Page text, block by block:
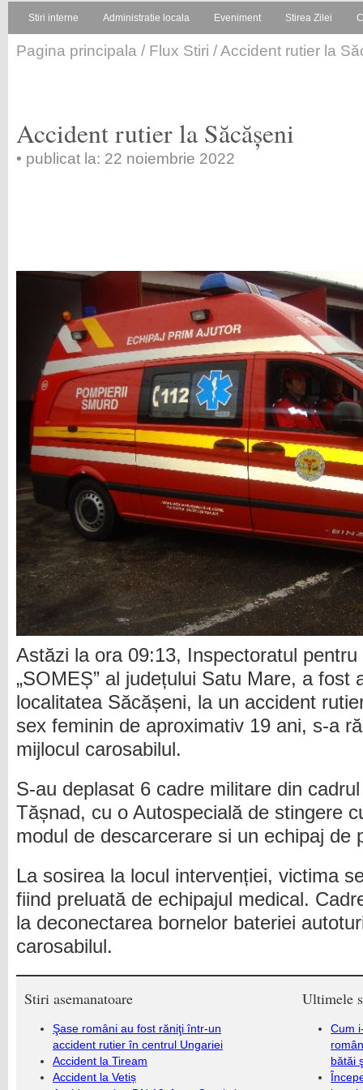
Stiri interne Administratie locala Eveniment Stirea Zilei
Pagina principala / Flux Stiri / Accident rutier la
Accident rutier la Săcășeni
• publicat la: 22 noiembrie 2022
Astăzi la ora 09:13, Inspectoratul
„SOMEȘ” al județului Satu Mare, a fost
localitatea Săcășeni, la un accident
sex feminin de aproximativ 19 ani, s-a
mijlocul carosabilul.
S-au deplasat 6 cadre militare din
Tășnad, cu o Autospecială de stingere
modul de descarcerare si un echipaj de
La sosirea la locul intervenției, victima
fiind preluată de echipajul medical.
la deconectarea bornelor bateriei
carosabilul.
Stiri asemanatoare
Şase români au fost răniţi într-un
accident rutier în centrul Ungariei
Accident la Tiream
Accident la Vetiș
Ultimele
Cum
bătăi